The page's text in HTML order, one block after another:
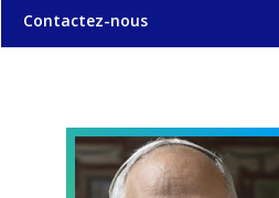
Contactez-nous